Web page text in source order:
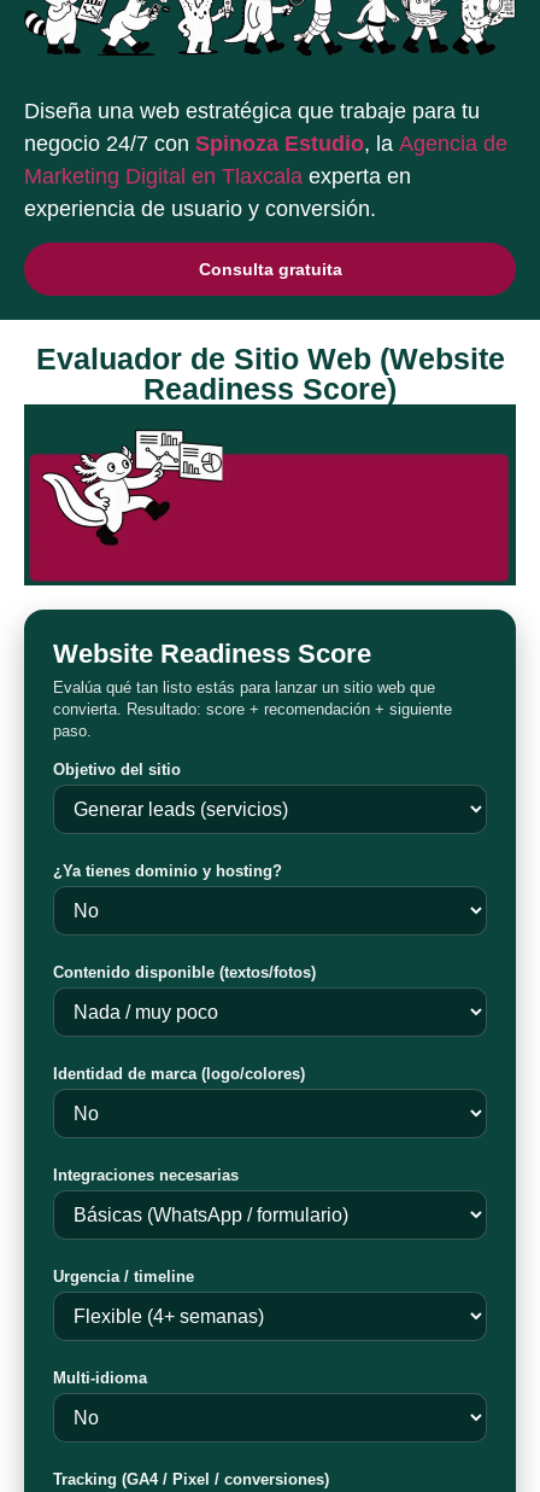
Diseña una web estratégica que trabaje para tu
negocio 24/7 con Spinoza Estudio, la Agencia de
Marketing Digital en Tlaxcala experta en
experiencia de usuario y conversión.
Consulta gratuita
Evaluador de Sitio Web (Website
Readiness Score)
Website Readiness Score
Evalúa qué tan listo estás para lanzar un sitio web que
convierta. Resultado: score + recomendación + siguiente
paso.
Objetivo del sitio
¿Ya tienes dominio y hosting?
Contenido disponible (textos/fotos)
Identidad de marca (logo/colores)
Integraciones necesarias
Urgencia / timeline
Multi-idioma
Tracking (GA4 / Pixel / conversiones)